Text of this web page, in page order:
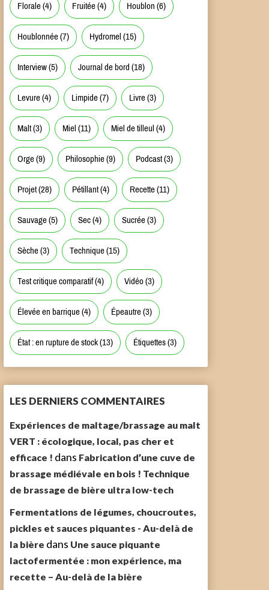
Florale(4) Fruitée(4) Houblon (6)
Houblonnée(7) Hydromel (15)
Interview(5) Journal de bord (18)
Levure(4) Limpide(7) Livre(3)
Malt(3) Miel (11) Miel de tilleul (4)
Orge(9) Philosophie(9) Podcast(3)
Projet(28) Pétillant(4) Recette(11)
Sauvage(5) Sec(4) Sucrée(3)
Sèche(3) Technique(15)
Test critique comparatif(4) Vidéo(3)
Élevée en barrique(4) Épeautre(3)
État : en rupture de stock(13) Étiquettes(3)
LES DERNIERS COMMENTAIRES
Expériences de maltage/brassage au malt
VERT : écologique, local, pas cher et
efficace ! dans Fabrication d’une cuve de
brassage médiévale en bois ! Technique
de brassage de bière ultra low-tech
Fermentations de légumes, choucroutes,
pickles et sauces piquantes - Au-delà de
la bière dans Une sauce piquante
lactofermentée : mon expérience, ma
recette – Au-delà de la bière